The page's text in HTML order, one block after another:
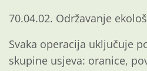
70.04.02. Održavanje
Svaka operacija uključuje
skupine usjeva: oranice,